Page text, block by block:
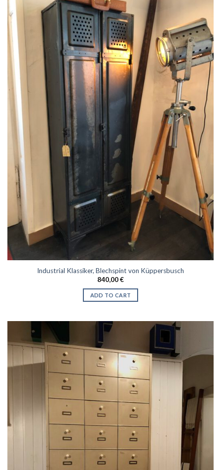
Industrial Klassiker, Blechspint von Küppersbusch
840,00€
ADD TO CART